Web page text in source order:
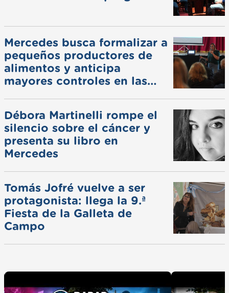
Mercedes busca formalizar a
pequeños productores de
alimentos y anticipa
mayores controles en las
Débora Martinelli rompe el
silencio sobre el cáncer y
presenta su libro en
Mercedes
Tomás Jofré vuelve a ser
protagonista: llega la 9.ª
Fiesta de la Galleta de
Campo